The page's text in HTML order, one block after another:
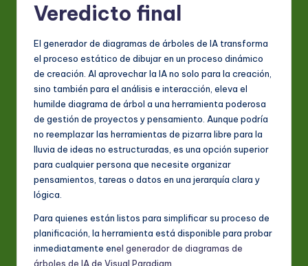
Veredicto final
El generador de diagramas de árboles de IA transforma
el proceso estático de dibujar en un proceso dinámico
de creación. Al aprovechar la IA no solo para la creación,
sino también para el análisis e interacción, eleva el
humilde diagrama de árbol a una herramienta poderosa
de gestión de proyectos y pensamiento. Aunque podría
no reemplazar las herramientas de pizarra libre para la
lluvia de ideas no estructuradas, es una opción superior
para cualquier persona que necesite organizar
pensamientos, tareas o datos en una jerarquía clara y
lógica.
Para quienes están listos para simplificar su proceso de
planificación, la herramienta está disponible para probar
inmediatamente enel generador de diagramas de
árboles de IA de Visual Paradigm